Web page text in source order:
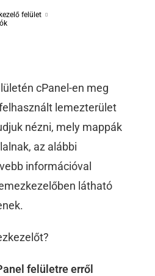
felület
cPanel-en meg
lemezterület
nézni, mely mappák
az alábbi
információval
látható
felületre erről